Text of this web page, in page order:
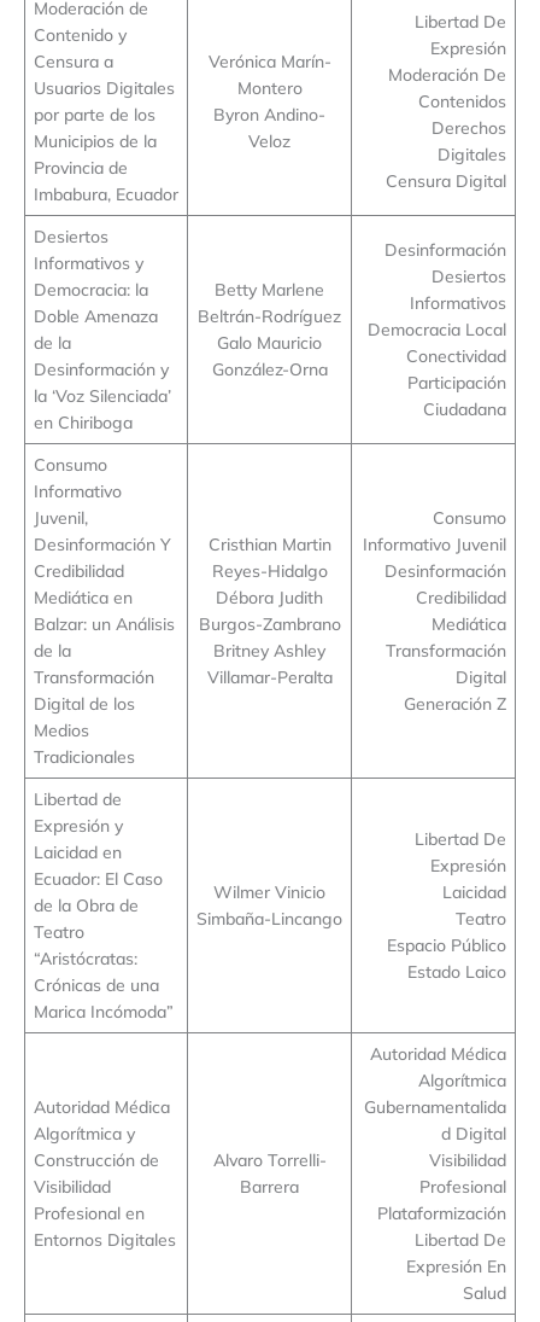
Moderación de
Contenido y
Censura a
Usuarios Digitales
por parte de los
Municipios de la
Provincia de
Imbabura, Ecuador
Verónica Marín-
Montero
Byron Andino-
Veloz
Libertad De
Expresión
Moderación De
Contenidos
Derechos
Digitales
Censura Digital
Desiertos
Informativos y
Democracia: la
Doble Amenaza
de la
Desinformación y
la ‘Voz Silenciada’
en Chiriboga
Betty Marlene
Beltrán-Rodríguez
Galo Mauricio
González-Orna
Desinformación
Desiertos
Informativos
Democracia Local
Conectividad
Participación
Ciudadana
Consumo
Informativo
Juvenil,
Desinformación Y
Credibilidad
Mediática en
Balzar: un Análisis
de la
Transformación
Digital de los
Medios
Tradicionales
Cristhian Martin
Reyes-Hidalgo
Débora Judith
Burgos-Zambrano
Britney Ashley
Villamar-Peralta
Consumo
Informativo Juvenil
Desinformación
Credibilidad
Mediática
Transformación
Digital
Generación Z
Libertad de
Expresión y
Laicidad en
Ecuador: El Caso
de la Obra de
Teatro
“Aristócratas:
Crónicas de una
Marica Incómoda”
Wilmer Vinicio
Simbaña-Lincango
Libertad De
Expresión
Laicidad
Teatro
Espacio Público
Estado Laico
Autoridad Médica
Algorítmica y
Construcción de
Visibilidad
Profesional en
Entornos Digitales
Alvaro Torrelli-
Barrera
Autoridad Médica
Algorítmica
Gubernamentalida
d Digital
Visibilidad
Profesional
Plataformización
Libertad De
Expresión En
Salud